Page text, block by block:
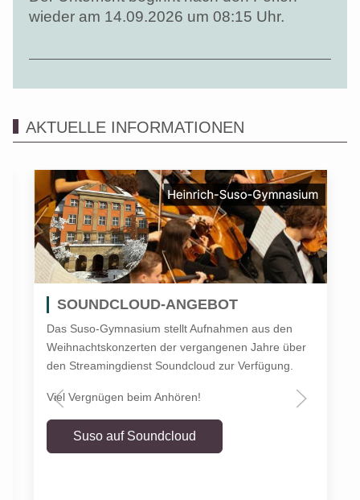
wieder am 14.09.2026 um 08:15 Uhr.
AKTUELLE INFORMATIONEN
SOUNDCLOUD-ANGEBOT
Das Suso-Gymnasium stellt Aufnahmen aus den
Weihnachtskonzerten der vergangenen Jahre über
den Streamingdienst Soundcloud zur Verfügung.
Viel Vergnügen beim Anhören!
Suso auf Soundcloud